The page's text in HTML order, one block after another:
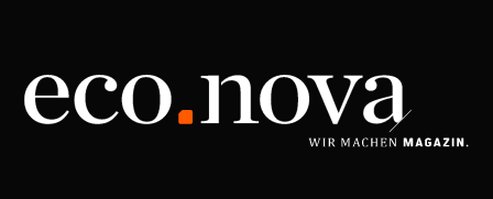
JETZT BESTELLEN